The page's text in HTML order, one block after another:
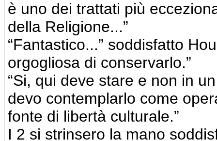
è uno dei trattati più
della Religione...”
“Fantastico...” soddisfatto
orgogliosa di conservarlo.”
“Si, qui deve stare e non in
devo contemplarlo come
fonte di libertà culturale.”
I 2 si strinsero la mano